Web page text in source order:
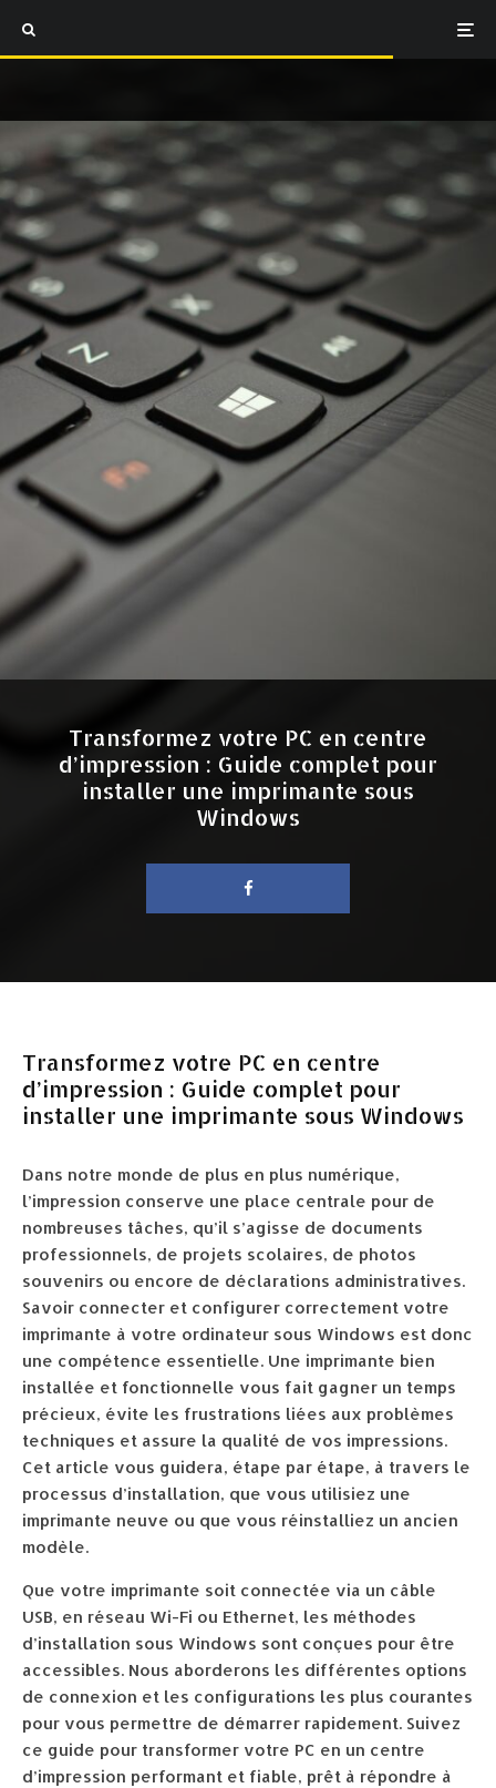
Transformez votre PC en centre
d’impression : Guide complet pour
installer une imprimante sous
Windows
Transformez votre PC en centre
d’impression : Guide complet pour
installer une imprimante sous Windows
Dans notre monde de plus en plus numérique,
l’impression conserve une place centrale pour de
nombreuses tâches, qu’il s’agisse de documents
professionnels, de projets scolaires, de photos
souvenirs ou encore de déclarations administratives.
Savoir connecter et configurer correctement votre
imprimante à votre ordinateur sous Windows est donc
une compétence essentielle. Une imprimante bien
installée et fonctionnelle vous fait gagner un temps
précieux, évite les frustrations liées aux problèmes
techniques et assure la qualité de vos impressions.
Cet article vous guidera, étape par étape, à travers le
processus d’installation, que vous utilisiez une
imprimante neuve ou que vous réinstalliez un ancien
modèle.
Que votre imprimante soit connectée via un câble
USB, en réseau Wi-Fi ou Ethernet, les méthodes
d’installation sous Windows sont conçues pour être
accessibles. Nous aborderons les différentes options
de connexion et les configurations les plus courantes
pour vous permettre de démarrer rapidement. Suivez
ce guide pour transformer votre PC en un centre
d’impression performant et fiable, prêt à répondre à